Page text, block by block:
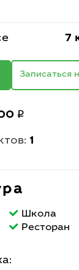
7
Записаться
q
1
Школа
Ресторан